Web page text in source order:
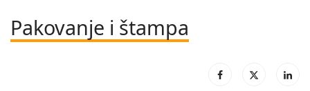
Pakovanje i štampa